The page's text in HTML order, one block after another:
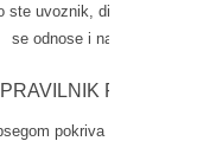
ste uvoznik, distributer ili
se odnose i na Vas.
pokriva